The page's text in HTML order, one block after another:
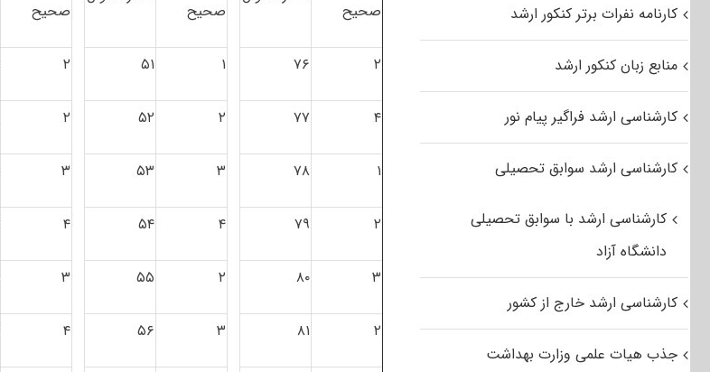
صحیح
صحیح
صحیح
۲ ۷۶ ۱ ۵۱ ۲
۴ ۷۷ ۲ ۵۲ ۲
۱ ۷۸ ۳ ۵۳ ۳
۲ ۷۹ ۴ ۵۴ ۴
۳ ۸۰ ۲ ۵۵ ۳
۲ ۸۱ ۳ ۵۶ ۴
کارنامه نفرات برتر کنکور ارشد
منابع زبان کنکور ارشد
کارشناسی ارشد فراگیر پیام نور
کارشناسی ارشد سوابق تحصیلی
کارشناسی ارشد با سوابق تحصیلی
دانشگاه آزاد
کارشناسی ارشد خارج از کشور
جذب هیات علمی وزارت بهداشت